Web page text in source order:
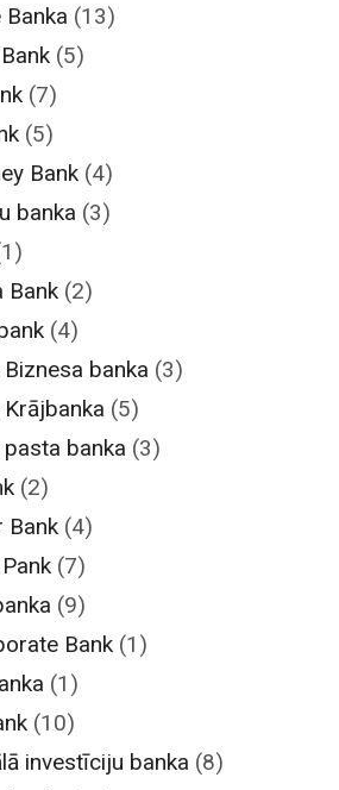
Banka (13)
(5)
(7)
(5)
Bank (4)
banka (3)
Bank (2)
(4)
banka (3)
(5)
banka (3)
(2)
Bank (4)
(7)
(9)
Bank (1)
(1)
(10)
investīciju banka (8)